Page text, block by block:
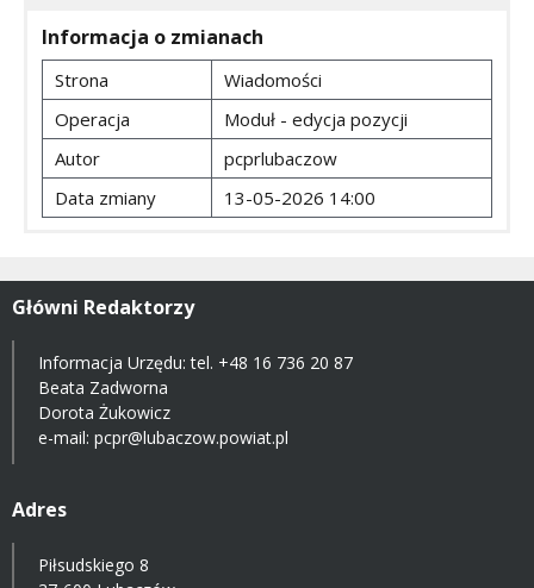
Informacja o zmianach
Strona
Wiadomości
Operacja
Moduł - edycja pozycji
Autor
pcprlubaczow
Data zmiany
13-05-2026 14:00
Główni Redaktorzy
Informacja Urzędu: tel. +48 16 736 20 87
Beata Zadworna
Dorota Żukowicz
e-mail: pcpr@lubaczow.powiat.pl
Adres
Piłsudskiego 8